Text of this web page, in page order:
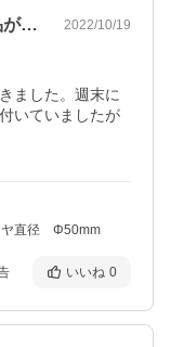
思ったより早く、しっかりした部品が届き… 2022/10/19
ました。週末に
いていましたが
ヤ直径 Φ50mm
いいね 0